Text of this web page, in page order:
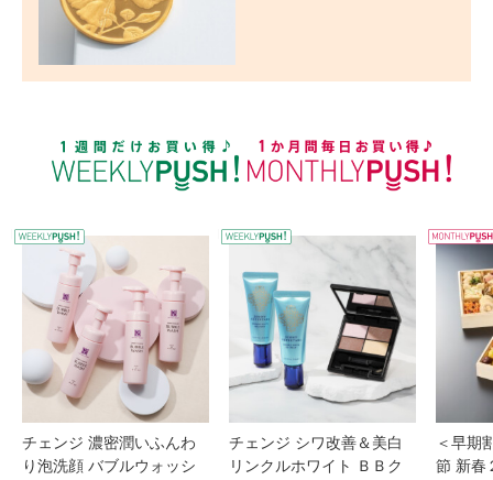
WEEKLY PUSH
チェンジ 濃密潤いふんわ
り泡洗顔 バブルウォッシ
チェンジ シワ改善＆美白
リンクルホワイト ＢＢク
＜早期
節 新春